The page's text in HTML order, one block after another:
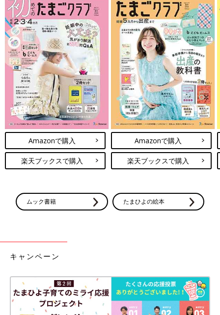
Amazonで購入
楽天ブックスで購入
Amazonで購入
楽天ブックスで購入
ムック書籍 たまひよの絵本
キャンペーン